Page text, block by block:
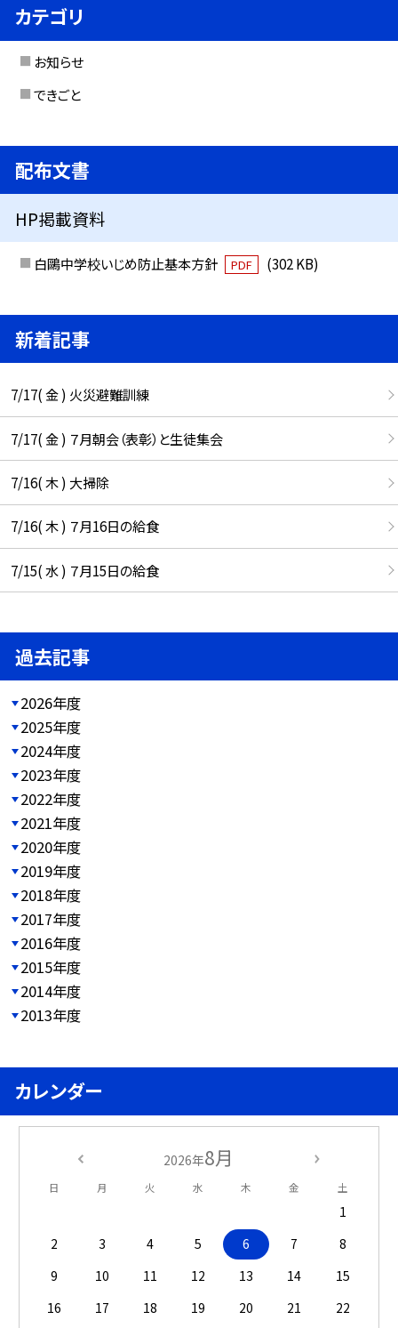
カテゴリ
お知らせ
できごと
配布文書
HP掲載資料
白鷗中学校いじめ防止基本方針 PDF (302 KB)
新着記事
7/17( 金 ) 火災避難訓練
7/17( 金 ) ７月朝会（表彰）と生徒集会
7/16( 木 ) 大掃除
7/16( 木 ) ７月16日の給食
7/15( 水 ) ７月15日の給食
過去記事
2026年度
2025年度
2024年度
2023年度
2022年度
2021年度
2020年度
2019年度
2018年度
2017年度
2016年度
2015年度
2014年度
2013年度
カレンダー
2026年8月
日 月 火 水 木 金 土
1
2
3 4 5 6 7
8
9
10 11 12 13 14
15
16
17 18 19 20 21
22